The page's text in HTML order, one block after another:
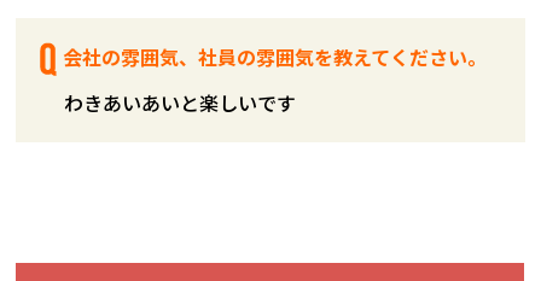
会社の雰囲気、社員の雰囲気を教えてください。
わきあいあいと楽しいです